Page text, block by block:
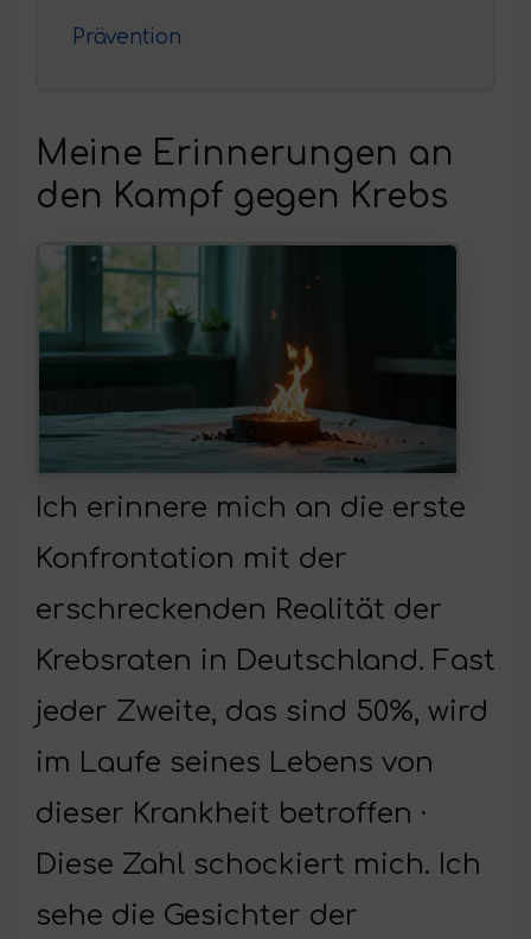
Prävention
Meine Erinnerungen an
den Kampf gegen Krebs
Ich erinnere mich an die erste
Konfrontation mit der
erschreckenden Realität der
Krebsraten in Deutschland. Fast
jeder Zweite, das sind 50%, wird
im Laufe seines Lebens von
dieser Krankheit betroffen ·
Diese Zahl schockiert mich. Ich
sehe die Gesichter der